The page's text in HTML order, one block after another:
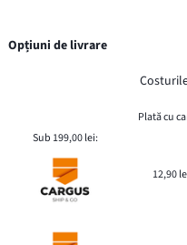
Opțiuni de livrare
Plată cu
Sub 199,00 lei:
12,90